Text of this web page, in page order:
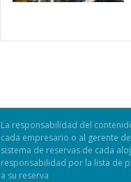
La responsabilidad del
cada empresario o al gerente
sistema de reservas de cada
responsabilidad por la lista de
a su reserva